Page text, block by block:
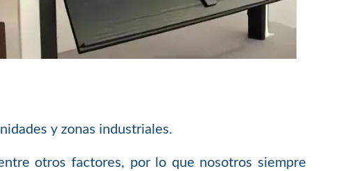
y zonas industriales.
otros factores, por lo que nosotros siempre